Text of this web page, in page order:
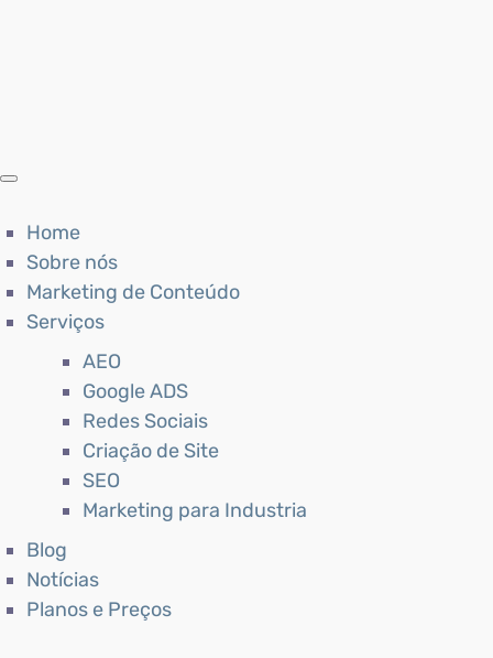
Home
Sobre nós
Marketing de Conteúdo
Serviços
AEO
Google ADS
Redes Sociais
Criação de Site
SEO
Marketing para Industria
Blog
Notícias
Planos e Preços